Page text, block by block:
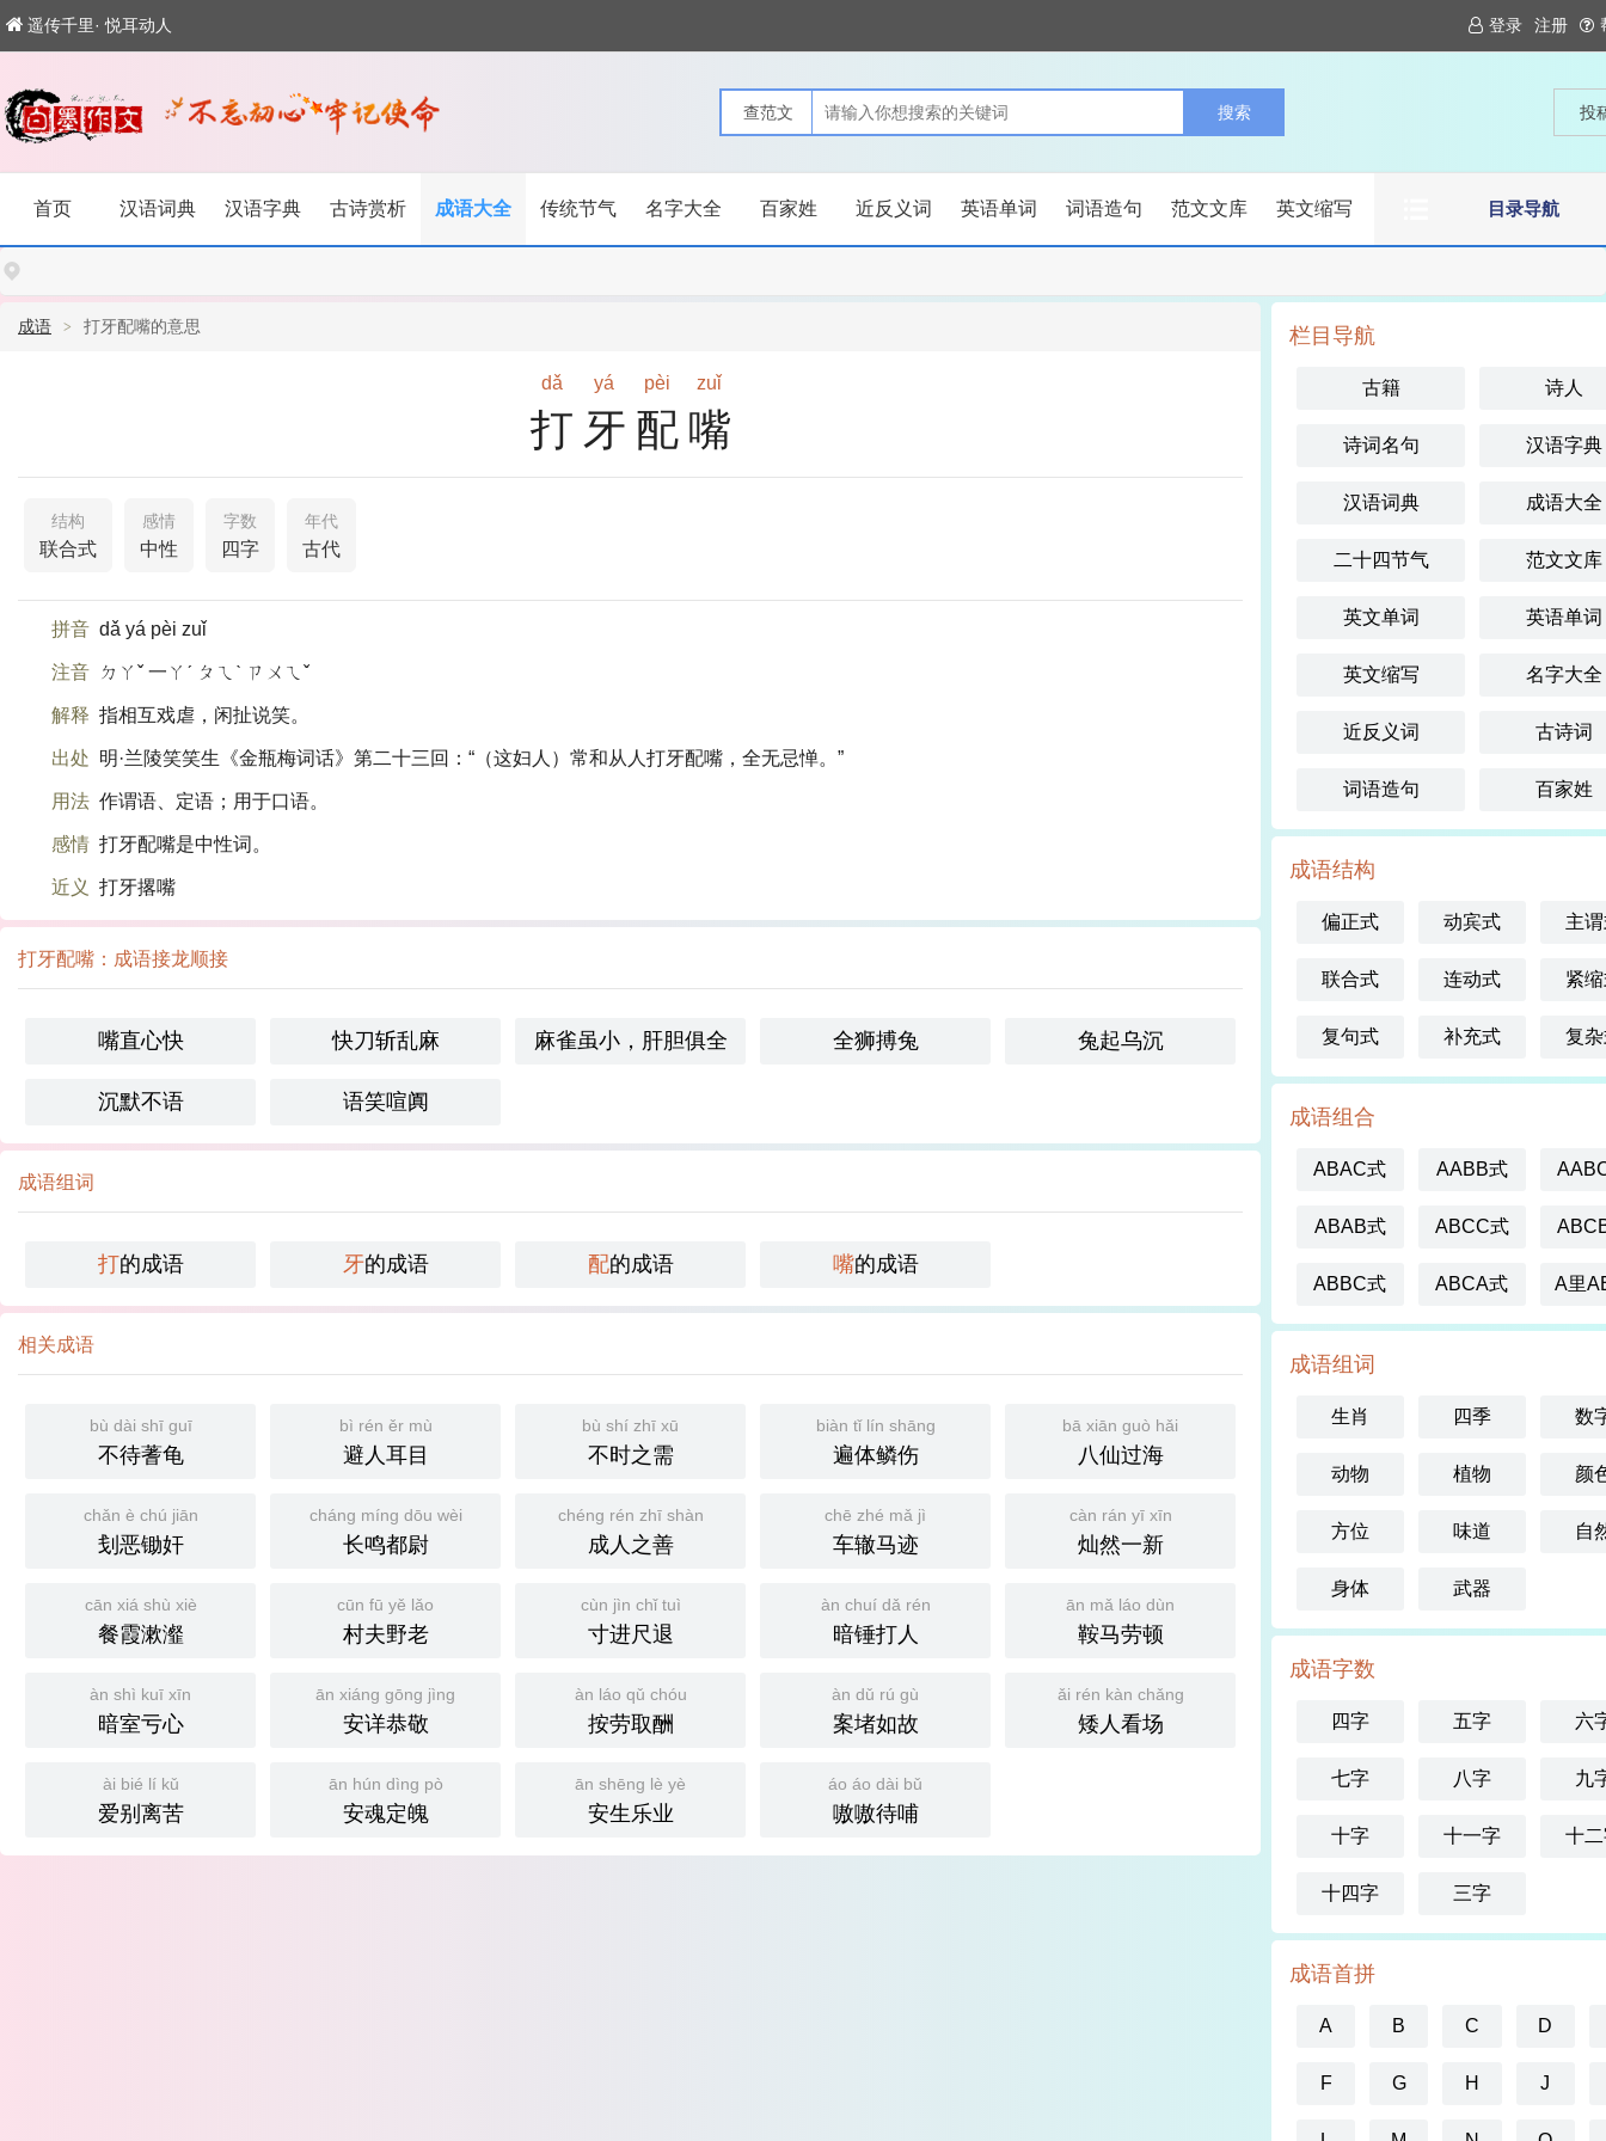
遥传千里· 悦耳动人 登录 注册
投
目录导航
首页 汉语词典 汉语字典 古诗赏析 成语大全 传统节气 名字大全 百家姓 近反义词 英语单词 词语造句 范文文库 英文缩写
成语 打牙配嘴的意思
dǎ yá pèi zuǐ
打牙配嘴
结构
联合式
感情
中性
字数
四字
年代
古代
拼音 dǎ yá pèi zuǐ
注音 ㄉㄚˇ 一ㄚˊ ㄆㄟˋ ㄗㄨㄟˇ
解释 指相互戏虐，闲扯说笑。
出处 明·兰陵笑笑生《金瓶梅词话》第二十三回：“（这妇人）常和从人打牙配嘴，全无忌惮。”
用法 作谓语、定语；用于口语。
感情 打牙配嘴是中性词。
近义 打牙撂嘴
打牙配嘴：成语接龙顺接
嘴直心快 快刀斩乱麻 麻雀虽小，肝胆俱全 全狮搏兔 兔起乌沉
沉默不语 语笑喧阗
成语组词
打的成语 牙的成语 配的成语 嘴的成语
相关成语
bù dài shī guī
不待蓍龟
bì rén ěr mù
避人耳目
bù shí zhī xū
不时之需
biàn tǐ lín shāng
遍体鳞伤
bā xiān guò hǎi
八仙过海
chǎn è chú jiān
刬恶锄奸
cháng míng dōu wèi
长鸣都尉
chéng rén zhī shàn
成人之善
chē zhé mǎ jì
车辙马迹
càn rán yī xīn
灿然一新
cān xiá shù xiè
餐霞漱瀣
cūn fū yě lǎo
村夫野老
cùn jìn chǐ tuì
寸进尺退
àn chuí dǎ rén
暗锤打人
ān mǎ láo dùn
鞍马劳顿
àn shì kuī xīn
暗室亏心
ān xiáng gōng jìng
安详恭敬
àn láo qǔ chóu
按劳取酬
àn dǔ rú gù
案堵如故
ǎi rén kàn chǎng
矮人看场
ài bié lí kǔ
爱别离苦
ān hún dìng pò
安魂定魄
ān shēng lè yè
安生乐业
áo áo dài bǔ
嗷嗷待哺
栏目导航
古籍 诗人
诗词名句 汉语字典
汉语词典 成语大全
二十四节气 范文文库
英文单词 英语单词
英文缩写 名字大全
近反义词 古诗词
词语造句 百家姓
成语结构
偏正式 动宾式 主
联合式 连动式 紧
复句式 补充式 复
成语组合
ABAC式 AABB式
ABAB式 ABCC式
ABBC式 ABCA式 A里
成语组词
生肖 四季 数
动物 植物 颜
方位 味道 自
身体 武器
成语字数
四字 五字 六
七字 八字 九
十字 十一字 十
十四字 三字
成语首拼
A B C D
F G H J